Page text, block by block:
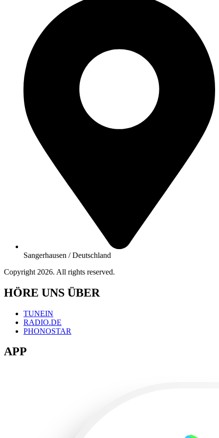
Sangerhausen / Deutschland
Copyright 2026. All rights reserved.
HÖRE UNS ÜBER
TUNEIN
RADIO.DE
PHONOSTAR
APP